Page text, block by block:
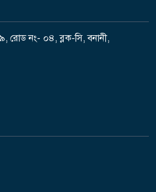
রোড নং- ০৪, ব্লক-সি, বনানী,